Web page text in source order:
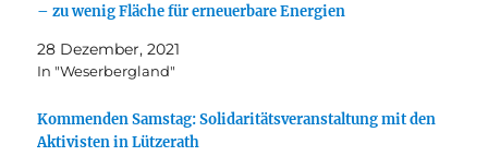
– zu wenig Fläche für erneuerbare Energien
28 Dezember, 2021
In "Weserbergland"
Kommenden Samstag: Solidaritätsveranstaltung mit den
Aktivisten in Lützerath